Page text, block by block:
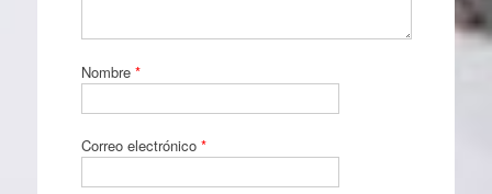
Nombre *
Correo electrónico *